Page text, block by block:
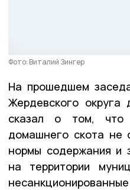
Фото: Виталий Зингер
На прошедшем
Жердевского округа
сказал о том, что
домашнего скота не
нормы содержания и
на территории